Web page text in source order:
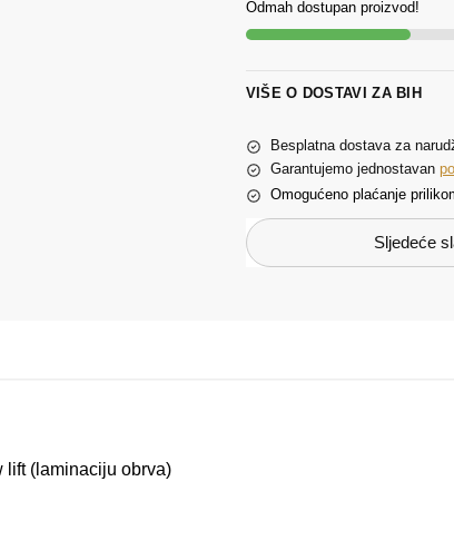
Odmah dostupan proizvod!
VIŠE O DOSTAVI ZA BIH
Besplatna dostava za
Garantujemo jednostavan
Omogućeno plaćanje
Sljedeće
lift (laminaciju obrva)